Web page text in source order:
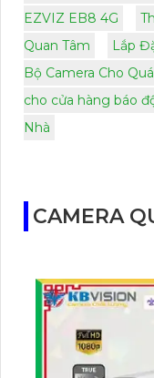
EZVIZ EB8 4G
Quan Tâm
Lắp
Bộ Camera Cho
cho cửa hàng báo
Nhà
CAMERA